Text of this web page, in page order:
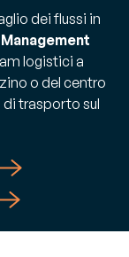
dei flussi in
logistici a
o del centro
di trasporto sul